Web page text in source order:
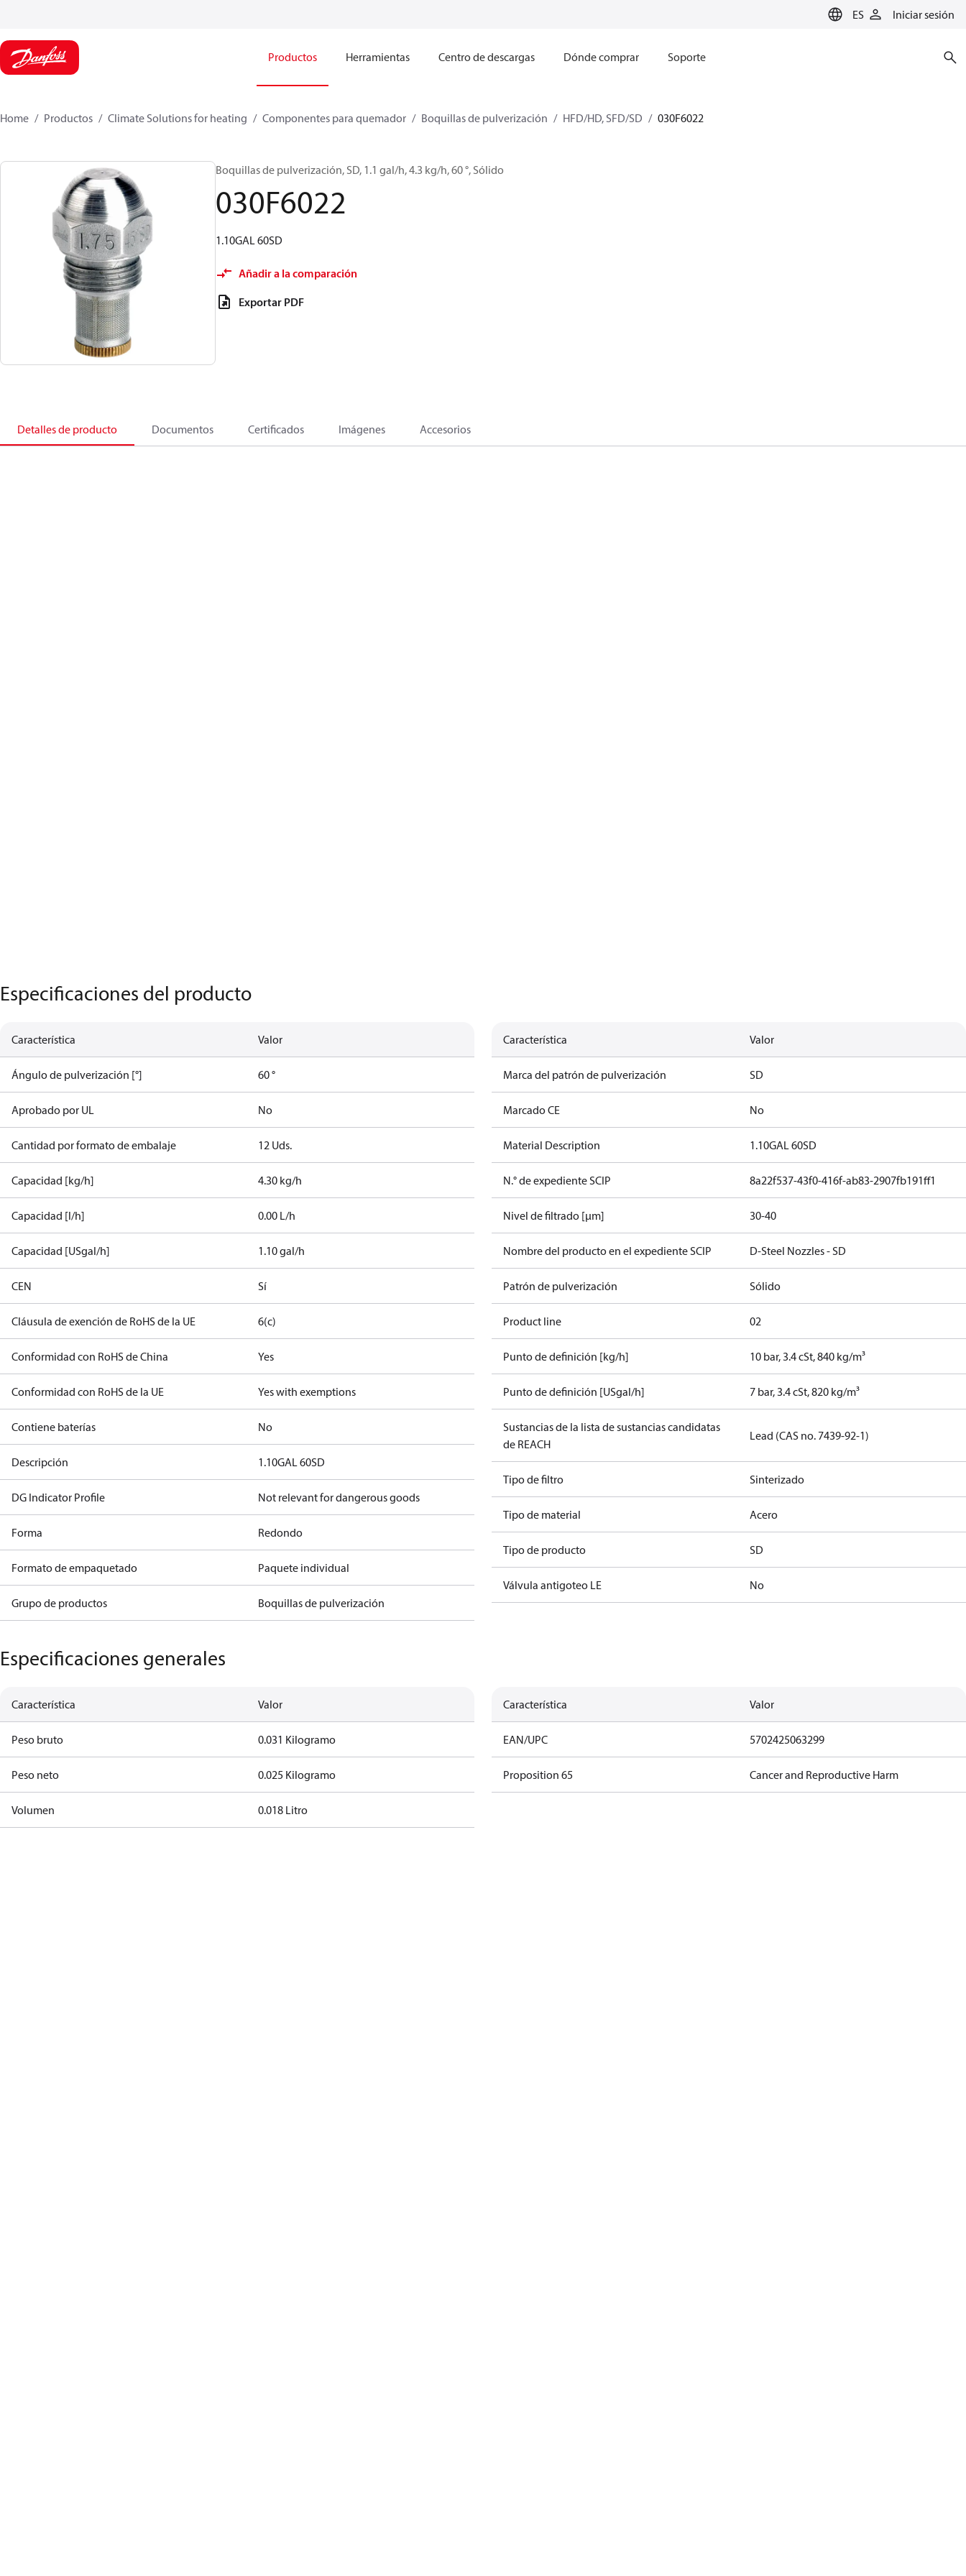
ES Iniciar sesión
Productos Herramientas Centro de descargas Dónde comprar Soporte
Home Productos Climate Solutions for heating Componentes para quemador Boquillas de pulverización HFD/HD, SFD/SD 030F6022
Boquillas de pulverización, SD, 1.1 gal/h, 4.3 kg/h, 60 °, Sólido
030F6022
1.10GAL 60SD
Añadir a la comparación
Exportar PDF
Detalles de producto Documentos Certificados Imágenes Accesorios
Especificaciones del producto
Característica Valor
Ángulo de pulverización [°] 60 °
Aprobado por UL No
Cantidad por formato de embalaje 12 Uds.
Capacidad [kg/h] 4.30 kg/h
Capacidad [l/h] 0.00 L/h
Capacidad [USgal/h] 1.10 gal/h
CEN Sí
Cláusula de exención de RoHS de la UE 6(c)
Conformidad con RoHS de China Yes
Conformidad con RoHS de la UE Yes with exemptions
Contiene baterías No
Descripción 1.10GAL 60SD
DG Indicator Profile Not relevant for dangerous goods
Forma Redondo
Formato de empaquetado Paquete individual
Grupo de productos Boquillas de pulverización
Característica Valor
Marca del patrón de pulverización SD
Marcado CE No
Material Description 1.10GAL 60SD
N.° de expediente SCIP 8a22f537-43f0-416f-ab83-2907fb191ff1
Nivel de filtrado [µm] 30-40
Nombre del producto en el expediente SCIP D-Steel Nozzles - SD
Patrón de pulverización Sólido
Product line 02
Punto de definición [kg/h] 10 bar, 3.4 cSt, 840 kg/m³
Punto de definición [USgal/h] 7 bar, 3.4 cSt, 820 kg/m³
Sustancias de la lista de sustancias candidatas
de REACH
Lead (CAS no. 7439-92-1)
Tipo de filtro Sinterizado
Tipo de material Acero
Tipo de producto SD
Válvula antigoteo LE No
Especificaciones generales
Característica Valor
Peso bruto 0.031 Kilogramo
Peso neto 0.025 Kilogramo
Volumen 0.018 Litro
Característica Valor
EAN/UPC 5702425063299
Proposition 65 Cancer and Reproductive Harm